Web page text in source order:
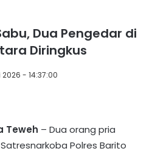
Dua Pengedar di
Diringkus
2026 - 14:37:00
Teweh – Dua orang pria
Polres Barito